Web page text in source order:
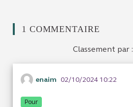
1 COMMENTAIRE
Classement par :
enaim 02/10/2024 10:22
Pour